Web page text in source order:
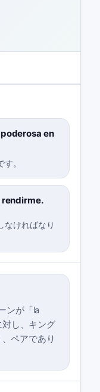
en
。
rendirme.
なければなり
ンが「la
し、キング
ペアであり